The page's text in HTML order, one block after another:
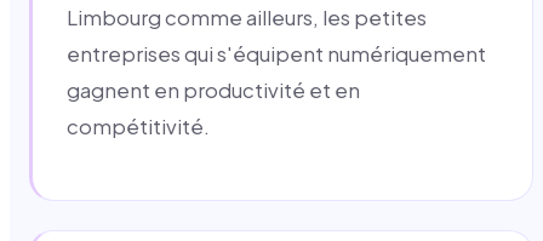
Limbourg comme ailleurs, les petites
entreprises qui s'équipent numériquement
gagnent en productivité et en
compétitivité.